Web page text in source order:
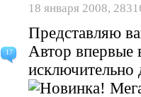
17
18 января 2008,
Представляю
Автор впервые
исключительно